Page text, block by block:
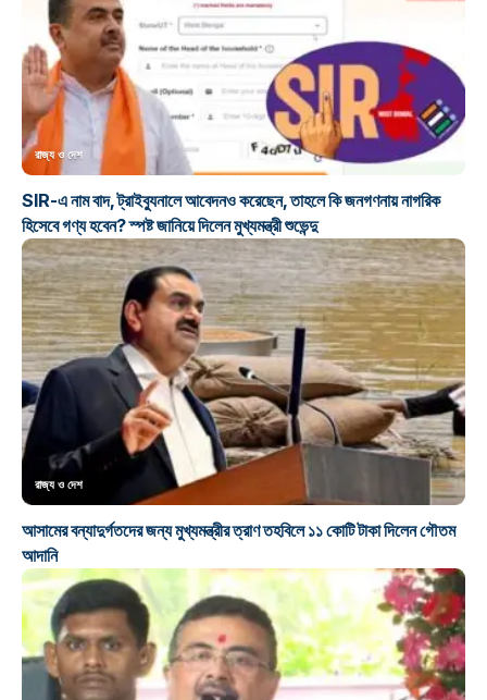
রাজ্য ও দেশ
SIR-এ নাম বাদ, ট্রাইব্যুনালে আবেদনও করেছেন, তাহলে কি জনগণনায় নাগরিক
হিসেবে গণ্য হবেন? স্পষ্ট জানিয়ে দিলেন মুখ্যমন্ত্রী শুভেন্দু
রাজ্য ও দেশ
আসামের বন্যাদুর্গতদের জন্য মুখ্যমন্ত্রীর ত্রাণ তহবিলে ১১ কোটি টাকা দিলেন গৌতম
আদানি